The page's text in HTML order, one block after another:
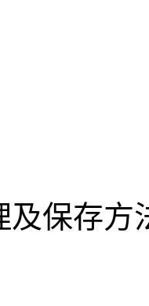
及保存方